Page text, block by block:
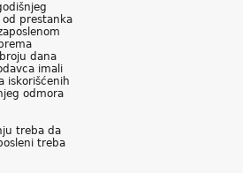
prestanka
dana
imali
iskorišćenih
odmora
treba da
treba